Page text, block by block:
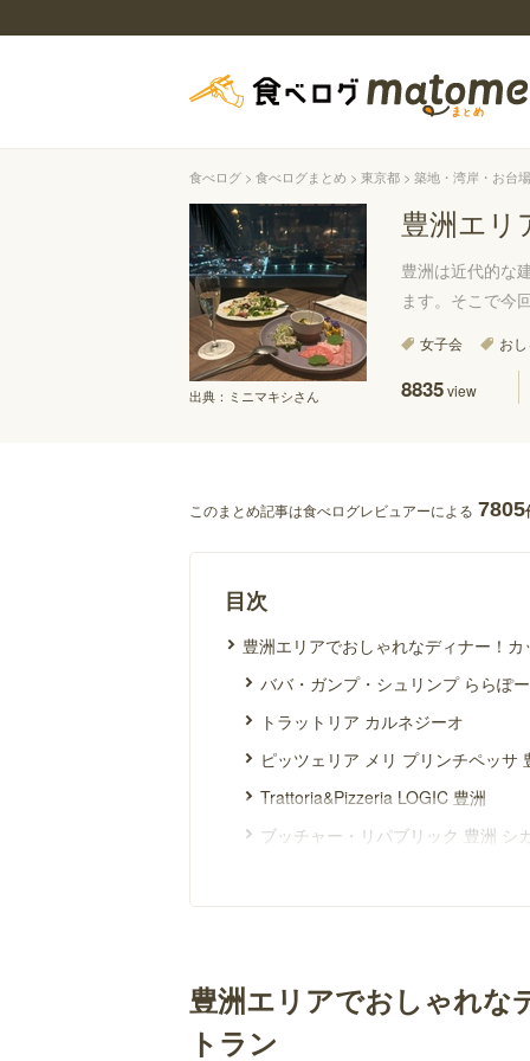
食べログ 食べログまとめ 東京都 築地・湾岸・お台場
出典： ミニマキシさん
豊洲エリ
豊洲は近代的な
ます。そこで今
女子会 お
8835view
このまとめ記事は食べログレビュアーによる 7805
目次
豊洲エリアでおしゃれなディナー！
ババ・ガンプ・シュリンプ ららぽ
トラットリア カルネジーオ
ピッツェリア メリ プリンチペッサ
Trattoria&Pizzeria LOGIC 豊洲
ブッチャー・リパブリック 豊洲 シ
アロハテーブル ららぽーと豊洲3
THE PENTHOUSE with weekend
豊洲エリアでおしゃれな
トラン